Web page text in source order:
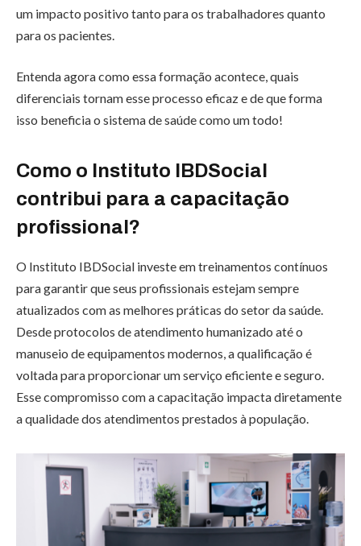
um impacto positivo tanto para os trabalhadores quanto
para os pacientes.
Entenda agora como essa formação acontece, quais
diferenciais tornam esse processo eficaz e de que forma
isso beneficia o sistema de saúde como um todo!
Como o Instituto IBDSocial
contribui para a capacitação
profissional?
O Instituto IBDSocial investe em treinamentos contínuos
para garantir que seus profissionais estejam sempre
atualizados com as melhores práticas do setor da saúde.
Desde protocolos de atendimento humanizado até o
manuseio de equipamentos modernos, a qualificação é
voltada para proporcionar um serviço eficiente e seguro.
Esse compromisso com a capacitação impacta diretamente
a qualidade dos atendimentos prestados à população.